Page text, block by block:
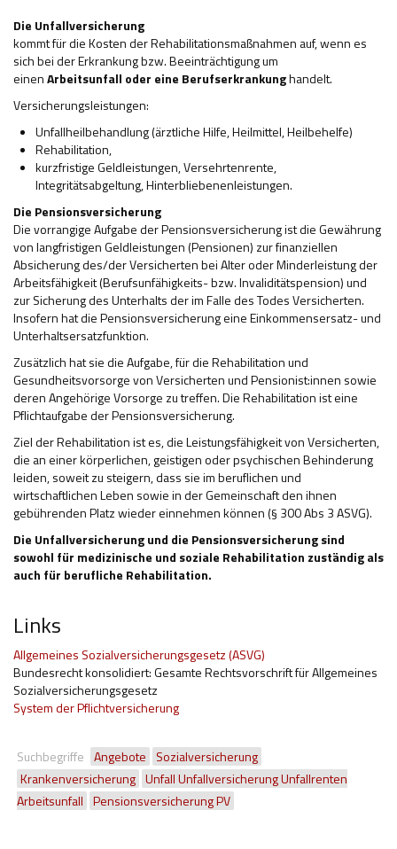
Die Unfallversicherung
kommt für die Kosten der Rehabilitationsmaßnahmen auf, wenn es
sich bei der Erkrankung bzw. Beeinträchtigung um
einenArbeitsunfall oder eine Berufserkrankunghandelt.
Versicherungsleistungen:
Unfallheilbehandlung (ärztliche Hilfe, Heilmittel, Heilbehelfe)
Rehabilitation,
kurzfristige Geldleistungen, Versehrtenrente,
Integritätsabgeltung, Hinterbliebenenleistungen.
Die Pensionsversicherung
Die vorrangige Aufgabe der Pensionsversicherung ist die Gewährung
von langfristigen Geldleistungen (Pensionen) zur finanziellen
Absicherung des/der Versicherten bei Alter oder Minderleistung der
Arbeitsfähigkeit (Berufsunfähigkeits- bzw. Invaliditätspension) und
zur Sicherung des Unterhalts der im Falle des Todes Versicherten.
Insofern hat die Pensionsversicherung eine Einkommensersatz- und
Unterhaltsersatzfunktion.
Zusätzlich hat sie die Aufgabe, für die Rehabilitation und
Gesundheitsvorsorge von Versicherten und Pensionist:innen sowie
deren Angehörige Vorsorge zu treffen. Die Rehabilitation ist eine
Pflichtaufgabe der Pensionsversicherung.
Ziel der Rehabilitation ist es, die Leistungsfähigkeit von Versicherten,
die an einer körperlichen, geistigen oder psychischen Behinderung
leiden, soweit zu steigern, dass sie im beruflichen und
wirtschaftlichen Leben sowie in der Gemeinschaft den ihnen
gebührenden Platz wieder einnehmen können (§ 300 Abs 3 ASVG).
Die Unfallversicherung und die Pensionsversicherung sind
sowohl für medizinische und soziale Rehabilitation zuständig als
auch für berufliche Rehabilitation.
Links
Allgemeines Sozialversicherungsgesetz (ASVG)
Bundesrecht konsolidiert: Gesamte Rechtsvorschrift für Allgemeines
Sozialversicherungsgesetz
System der Pflichtversicherung
Suchbegriffe Angebote
Sozialversicherung
Krankenversicherung Unfall Unfallversicherung Unfallrenten
Arbeitsunfall Pensionsversicherung PV